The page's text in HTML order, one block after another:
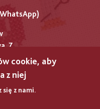
7
przez „Mereżkę”
© 2025
cookie, aby
z niej
się z nami.